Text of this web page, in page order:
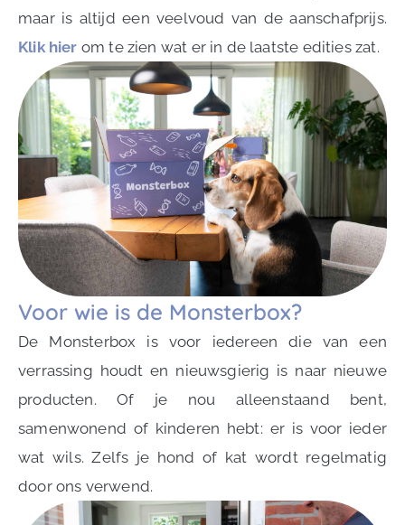
maar is altijd een veelvoud van de aanschafprijs.
Klik hier om te zien wat er in de laatste edities zat.
Voor wie is de Monsterbox?
De Monsterbox is voor iedereen die van een
verrassing houdt en nieuwsgierig is naar nieuwe
producten. Of je nou alleenstaand bent,
samenwonend of kinderen hebt: er is voor ieder
wat wils. Zelfs je hond of kat wordt regelmatig
door ons verwend.